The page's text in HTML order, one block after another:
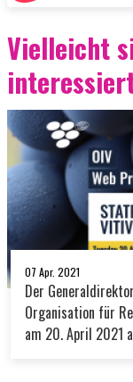
Vielleicht
07 Apr. 2021
Der
Organisation für
am 20. April 2021